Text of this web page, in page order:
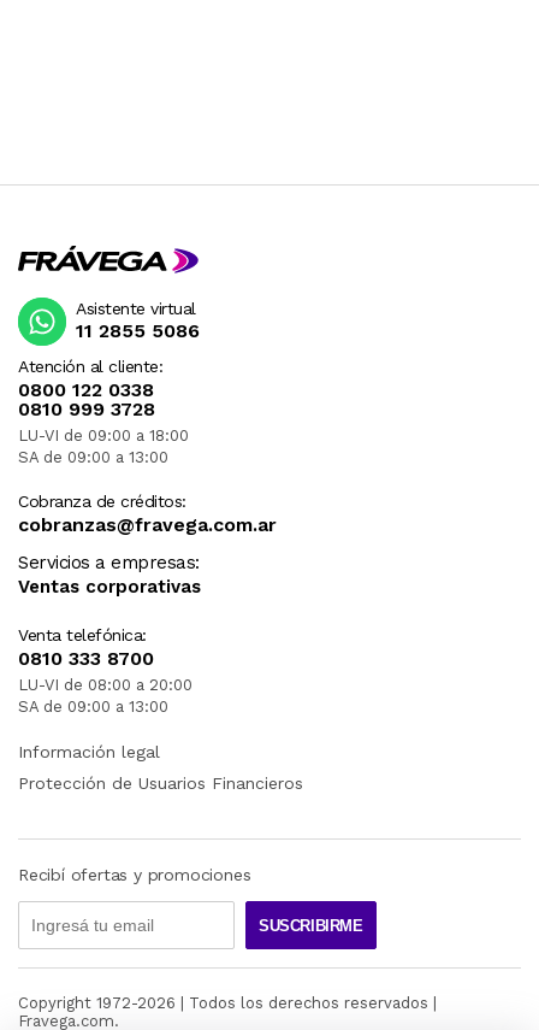
Atención al cliente:
0800 122 0338
0810 999 3728
LU-VI de 09:00 a 18:00
SA de 09:00 a 13:00
Cobranza de créditos:
cobranzas@fravega.com.ar
Servicios a empresas:
Ventas corporativas
Venta telefónica:
0810 333 8700
LU-VI de 08:00 a 20:00
SA de 09:00 a 13:00
Asistente virtual
11 2855 5086
Información legal
Protección de Usuarios Financieros
Recibí ofertas y promociones
SUSCRIBIRME
Copyright 1972-2026 | Todos los derechos reservados |
Fravega.com.